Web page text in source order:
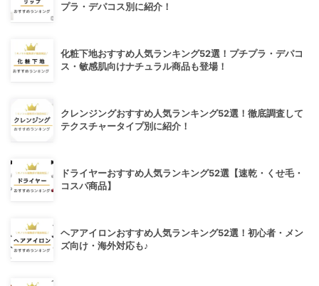
プラ・デパコス別に紹介！
化粧下地おすすめ人気ランキング52選！プチプラ・デパコ
ス・敏感肌向けナチュラル商品も登場！
クレンジングおすすめ人気ランキング52選！徹底調査して
テクスチャータイプ別に紹介！
ドライヤーおすすめ人気ランキング52選【速乾・くせ毛・
コスパ商品】
ヘアアイロンおすすめ人気ランキング52選！初心者・メン
ズ向け・海外対応も♪